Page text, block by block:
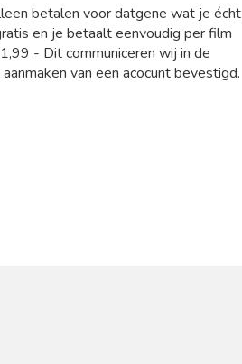
betalen voor datgene wat je écht
en je betaalt eenvoudig per film
- Dit communiceren wij in de
van een acocunt bevestigd.